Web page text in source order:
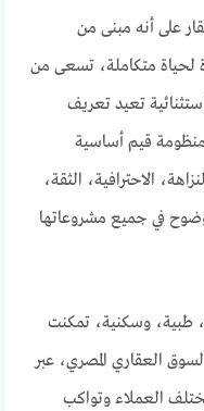
على أنه مبنى من
لحياة متكاملة، تسعى من
تعيد تعريف
منظومة قيم أساسية
الاحترافية، الثقة،
في جميع مشروعاتها
وسكنية، تمكنت
العقاري المصري، عبر
العملاء وتواكب